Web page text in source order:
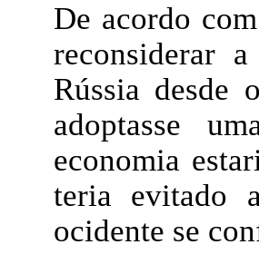
De acordo
reconsiderar
Rússia desde
adoptasse
economia
teria evitado
ocidente se